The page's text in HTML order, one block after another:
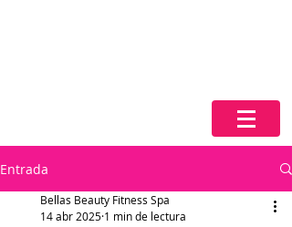
Entrada
Bellas Beauty Fitness Spa
14 abr 2025 1 min de lectura